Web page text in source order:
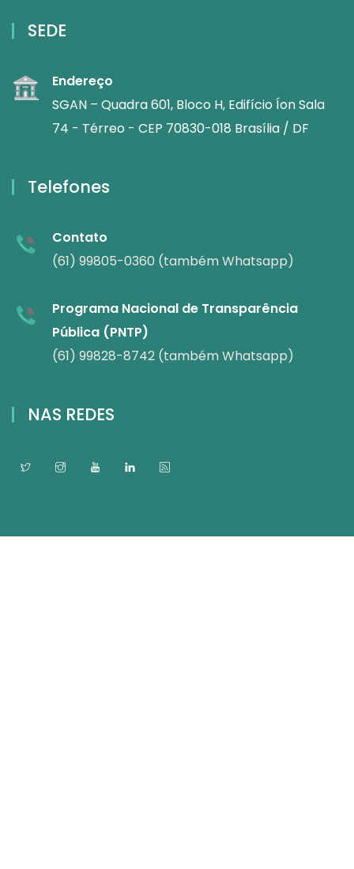
SEDE
Endereço
SGAN – Quadra 601, Bloco H, Edifício Íon Sala
74 - Térreo - CEP 70830-018 Brasília / DF
Telefones
Contato
(61) 99805-0360 (também Whatsapp)
Programa Nacional de Transparência
Pública (PNTP)
(61) 99828-8742 (também Whatsapp)
NAS REDES